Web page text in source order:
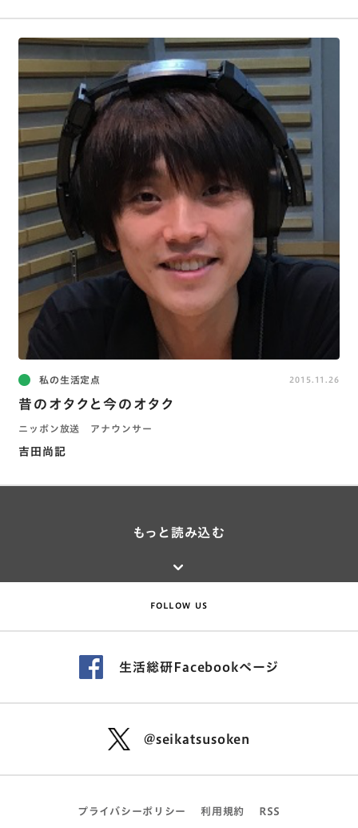
私の生活定点
昔のオタクと今のオタク
ニッポン放送 アナウンサー
吉田尚記
2015.11.26
もっと読み込む
FOLLOW US
生活総研Facebookページ
@seikatsusoken
プライバシーポリシー 利用規約 RSS